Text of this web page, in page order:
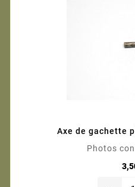
Axe de gachette
Photos